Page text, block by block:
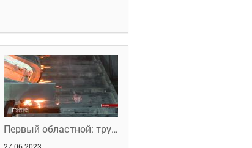
Первый областной: трудоустройство на ярмарке